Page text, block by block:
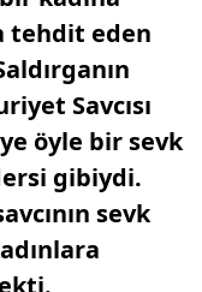
tehdit eden
Savcısı
öyle bir sevk
gibiydi.
sevk